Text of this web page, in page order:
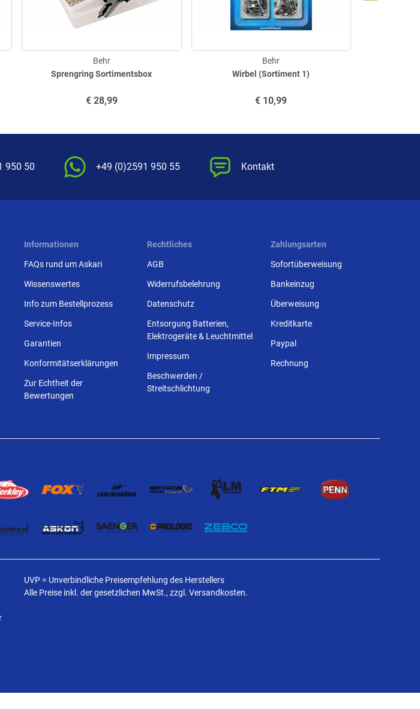
Sprengring Sortimentsbox
Behr
€28,99
Wirbel (Sortiment 1)
Behr
€ 10,99
950 50 +49 (0)2591 950 55 Kontakt
Informationen
FAQs rund um Askari
Wissenswertes
Info zum Bestellprozess
Service-Infos
Garantien
Konformitätserklärungen
Zur Echtheit der
Bewertungen
Rechtliches
AGB
Widerrufsbelehrung
Datenschutz
Entsorgung Batterien,
Elektrogeräte & Leuchtmittel
Impressum
Beschwerden /
Streitschlichtung
Zahlungsarten
Sofortüberweisung
Bankeinzug
Überweisung
Kreditkarte
Paypal
Rechnung
UVP = Unverbindliche Preisempfehlung des Herstellers
Alle Preise inkl. der gesetzlichen MwSt., zzgl. Versandkosten.